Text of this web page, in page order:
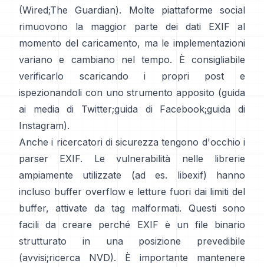
(Wired;The Guardian). Molte piattaforme social
rimuovono la maggior parte dei dati EXIF al
momento del caricamento, ma le implementazioni
variano e cambiano nel tempo. È consigliabile
verificarlo scaricando i propri post e
ispezionandoli con uno strumento apposito (guida
ai media di Twitter;guida di Facebook;guida di
Instagram).
Anche i ricercatori di sicurezza tengono d'occhio i
parser EXIF. Le vulnerabilità nelle librerie
ampiamente utilizzate (ad es. libexif) hanno
incluso buffer overflow e letture fuori dai limiti del
buffer, attivate da tag malformati. Questi sono
facili da creare perché EXIF è un file binario
strutturato in una posizione prevedibile
(avvisi;ricerca NVD). È importante mantenere